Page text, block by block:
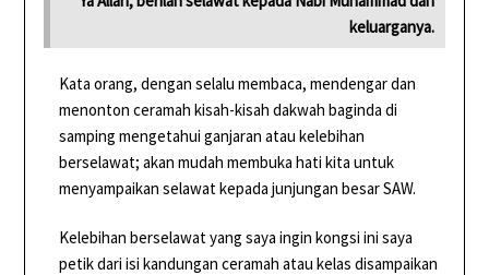
keluarganya.
Kata orang, dengan selalu membaca, mendengar dan
menonton ceramah kisah-kisah dakwah baginda di
samping mengetahui ganjaran atau kelebihan
berselawat; akan mudah membuka hati kita untuk
menyampaikan selawat kepada junjungan besar SAW.
Kelebihan berselawat yang saya ingin kongsi ini saya
petik dari isi kandungan ceramah atau kelas disampaikan